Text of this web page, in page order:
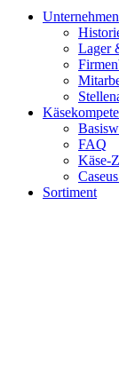
Unternehmen
Lager
FAQ
Käse-
Sortiment